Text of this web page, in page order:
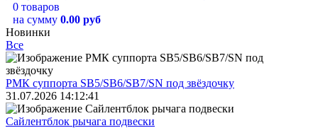
0 товаров
на сумму 0.00 руб
Новинки
Все
РМК суппорта SB5/SB6/SB7/SN под звёздочку
31.07.2026 14:12:41
Сайлентблок рычага подвески